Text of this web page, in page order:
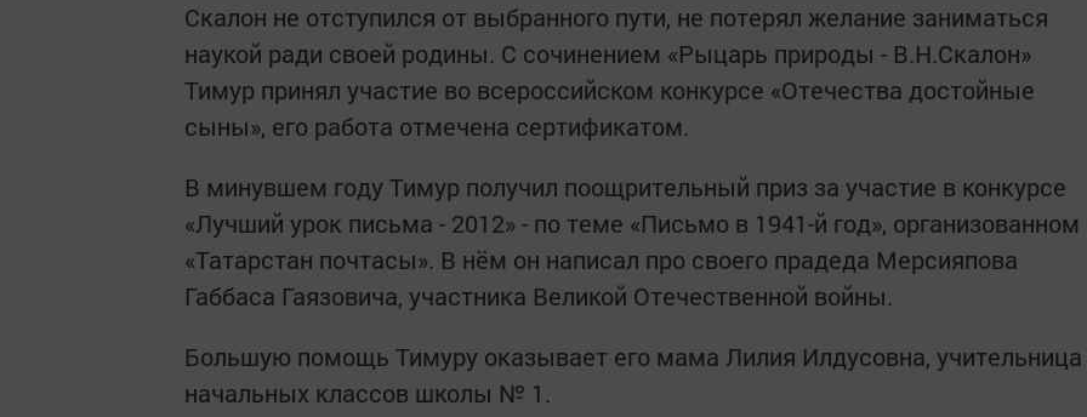
Скалон не отступился от выбранного пути, не потерял желание заниматься
наукой ради своей родины. С сочинением «Рыцарь природы - В.Н.Скалон»
Тимур принял участие во всероссийском конкурсе «Отечества достойные
сыны», его работа отмечена сертификатом.
В минувшем году Тимур получил поощрительный приз за участие в конкурсе
«Лучший урок письма - 2012» - по теме «Письмо в 1941-й год», организованном
«Татарстан почтасы». В нём он написал про своего прадеда Мерсияпова
Габбаса Гаязовича, участника Великой Отечественной войны.
Большую помощь Тимуру оказывает его мама Лилия Илдусовна, учительница
начальных классов школы № 1.